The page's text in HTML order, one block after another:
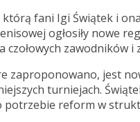
fani Igi Świątek i
ogłosiły nowe
zawodników i
zaproponowano, jest
turniejach.
potrzebie reform w